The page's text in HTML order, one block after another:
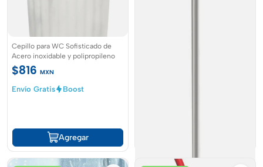
Cepillo para WC Sofisticado de
Acero inoxidable y polipropileno
$816 MXN
Envío Gratis
Boost
Agregar